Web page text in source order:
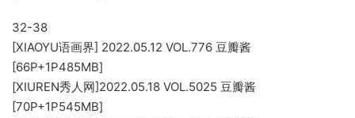
32-38
[XIAOYU语画界] 2022.05.12 VOL.776 豆瓣酱
[66P+1P485MB]
[XIUREN秀人网]2022.05.18 VOL.5025 豆瓣酱
[70P+1P545MB]